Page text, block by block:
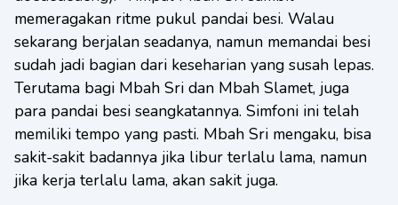
memeragakan ritme pukul pandai besi. Walau
sekarang berjalan seadanya, namun memandai besi
sudah jadi bagian dari keseharian yang susah lepas.
Terutama bagi Mbah Sri dan Mbah Slamet, juga
para pandai besi seangkatannya. Simfoni ini telah
memiliki tempo yang pasti. Mbah Sri mengaku, bisa
sakit-sakit badannya jika libur terlalu lama, namun
jika kerja terlalu lama, akan sakit juga.